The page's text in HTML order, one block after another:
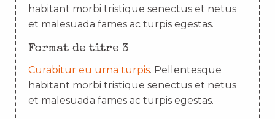
habitant morbi tristique senectus et netus
et malesuada fames ac turpis egestas.
Format de titre 3
Curabitur eu urna turpis. Pellentesque
habitant morbi tristique senectus et netus
et malesuada fames ac turpis egestas.